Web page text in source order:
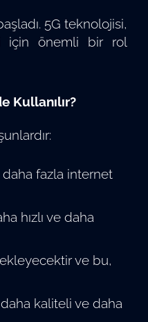
5G teknolojisi,
için önemli bir rol
Kullanılır?
daha fazla internet
hızlı ve daha
ve bu,
daha kaliteli ve daha